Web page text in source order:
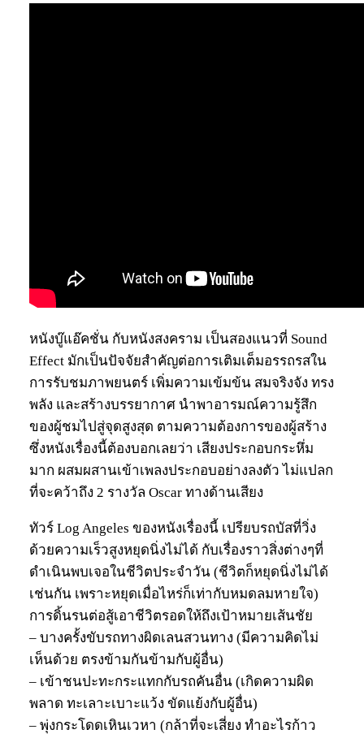
หนังบู๊แอ๊คชั่น กับหนังสงคราม เป็นสองแนวที่ Sound
Effect มักเป็นปัจจัยสำคัญต่อการเติมเต็มอรรถรสใน
การรับชมภาพยนตร์ เพิ่มความเข้มข้น สมจริงจัง ทรง
พลัง และสร้างบรรยากาศ นำพาอารมณ์ความรู้สึก
ของผู้ชมไปสู่จุดสูงสุด ตามความต้องการของผู้สร้าง
ซึ่งหนังเรื่องนี้ต้องบอกเลยว่า เสียงประกอบกระหึ่ม
มาก ผสมผสานเข้าเพลงประกอบอย่างลงตัว ไม่แปลก
ที่จะคว้าถึง 2 รางวัล Oscar ทางด้านเสียง
ทัวร์ Log Angeles ของหนังเรื่องนี้ เปรียบรถบัสที่วิ่ง
ด้วยความเร็วสูงหยุดนิ่งไม่ได้ กับเรื่องราวสิ่งต่างๆที่
ดำเนินพบเจอในชีวิตประจำวัน (ชีวิตก็หยุดนิ่งไม่ได้
เช่นกัน เพราะหยุดเมื่อไหร่ก็เท่ากับหมดลมหายใจ)
การดิ้นรนต่อสู้เอาชีวิตรอดให้ถึงเป้าหมายเส้นชัย
– บางครั้งขับรถทางผิดเลนสวนทาง (มีความคิดไม่
เห็นด้วย ตรงข้ามกันข้ามกับผู้อื่น)
– เข้าชนปะทะกระแทกกับรถคันอื่น (เกิดความผิด
พลาด ทะเลาะเบาะแว้ง ขัดแย้งกับผู้อื่น)
– พุ่งกระโดดเหินเวหา (กล้าที่จะเสี่ยง ทำอะไรก้าว